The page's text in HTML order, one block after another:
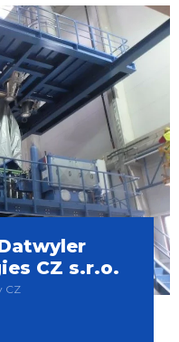
CZ s.r.o.
CZ